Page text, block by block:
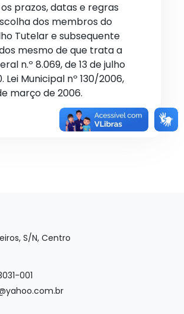
prazos, datas e regras
dos membros do
Tutelar e subsequente
mesmo de que trata a
n.º 8.069, de 13 de julho
Lei Municipal nº 130/2006,
março de 2006.
S/N, Centro
001